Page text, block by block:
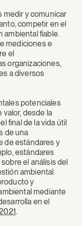
medir y comunicar
competir en el
ambiental fiable.
mediciones e
el
organizaciones,
a diversos
potenciales
valor, desde la
final de la vida útil
de una
de estándares y
estándares
el análisis del
ambiental.
y
mediante
en el
.